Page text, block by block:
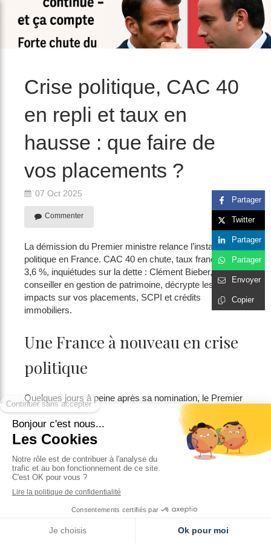
Crise politique, CAC 40
en repli et taux en
hausse : que faire de
vos placements ?
07 Oct 2025
Commenter
La démission du Premier ministre relance l’instabilité
politique en France. CAC 40 en chute, taux français à
3,6 %, inquiétudes sur la dette : Clément Bieber,
conseiller en gestion de patrimoine, décrypte les
impacts sur vos placements, SCPI et crédits
immobiliers.
Une France à nouveau en crise
politique
Quelques jours à peine après sa nomination, le Premier
ministre a présenté sa démission. Un nouvel épisode
dans une série d’instabilités politiques qui fragilisent la
confiance des investisseurs.
Et désormais,
deux scénarios sont sur la table:
Unedissolution de l’Assemblée nationale
du Président de la République
Partager
Twitter
Partager
Partager
Envoyer
Copier